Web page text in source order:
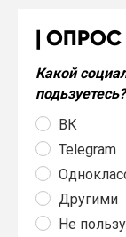
ОПРОС
Какой
подьзуетесь?
ВК
Telegram
Другими
Не